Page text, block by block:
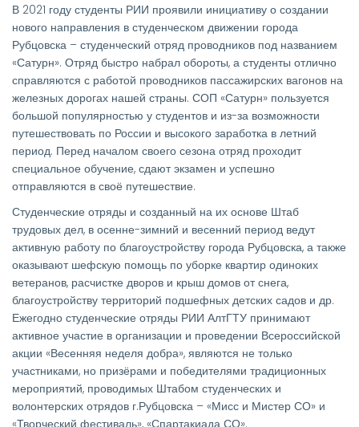
В 2021 году студенты РИИ проявили инициативу о создании
нового направления в студенческом движении города
Рубцовска – студенческий отряд проводников под названием
«Сатурн». Отряд быстро набрал обороты, а студенты отлично
справляются с работой проводников пассажирских вагонов на
железных дорогах нашей страны. СОП «Сатурн» пользуется
большой популярностью у студентов и из-за возможности
путешествовать по России и высокого заработка в летний
период. Перед началом своего сезона отряд проходит
специальное обучение, сдают экзамен и успешно
отправляются в своё путешествие.
Студенческие отряды и созданный на их основе Штаб
трудовых дел, в осенне-зимний и весенний период ведут
активную работу по благоустройству города Рубцовска, а также
оказывают шефскую помощь по уборке квартир одиноких
ветеранов, расчистке дворов и крыш домов от снега,
благоустройству территорий подшефных детских садов и др.
Ежегодно студенческие отряды РИИ АлтГТУ принимают
активное участие в организации и проведении Всероссийской
акции «Весенняя неделя добра», являются не только
участниками, но призёрами и победителями традиционных
мероприятий, проводимых Штабом студенческих и
волонтерских отрядов г.Рубцовска – «Мисс и Мистер СО» и